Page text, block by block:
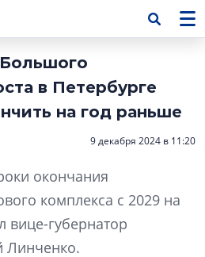
в Петербурге
на год раньше
9 декабря 2024 в 11:20
окончания
комплекса с 2029 на
вице-губернатор
Линченко.